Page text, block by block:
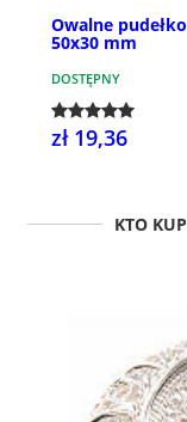
Owalne
50x30 mm
DOSTĘPNY
zł 19,36
KTO